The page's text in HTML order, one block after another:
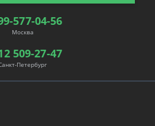
577-04-56
Москва
509-27-47
Петербург